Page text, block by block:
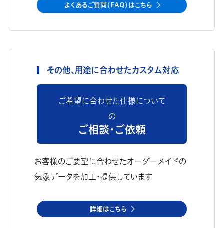
よくあるご質問（FAQ）はこちら
その他、用途に合わせたカスタム対応
ご希望に合わせた仕様について
の
ご相談・ご依頼
お客様のご要望に合わせたオーダーメイドの
気象データを加工・提供しています
詳細はこちら